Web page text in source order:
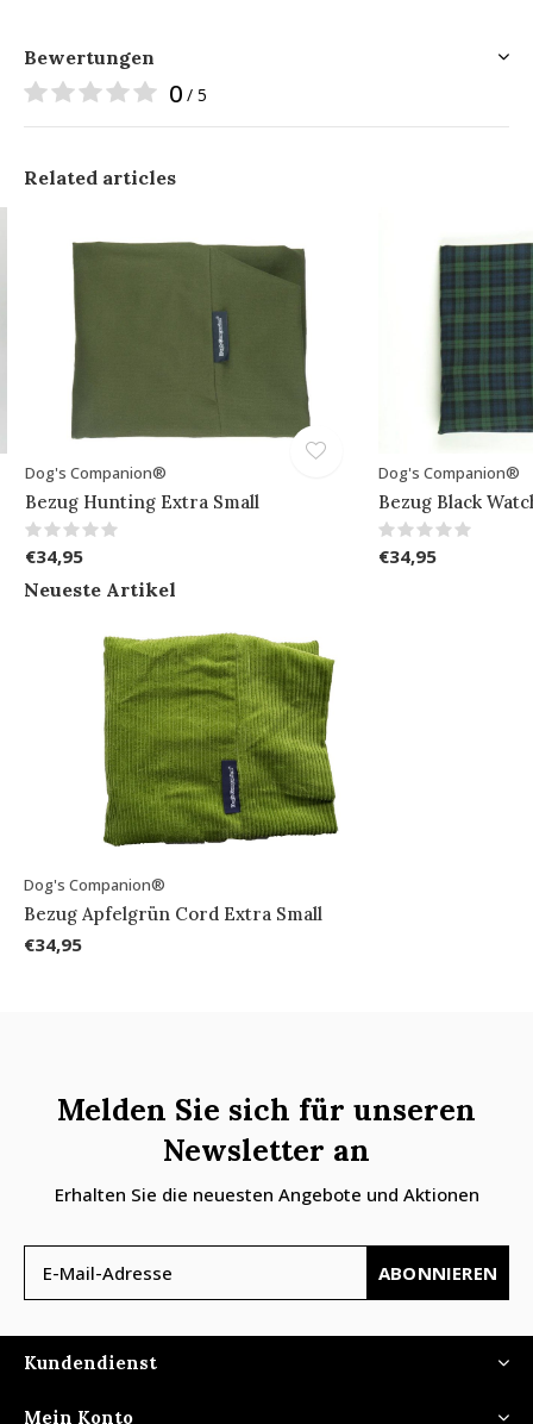
Bewertungen
0 / 5
Related articles
Dog's Companion®
Bezug Hunting Extra Small
€34,95
Dog's Companion®
Bezug Black
€34,95
Neueste Artikel
Dog's Companion®
Bezug Apfelgrün Cord Extra Small
€34,95
Melden Sie sich für unseren
Newsletter an
Erhalten Sie die neuesten Angebote und Aktionen
ABONNIEREN
Kundendienst
Mein Konto